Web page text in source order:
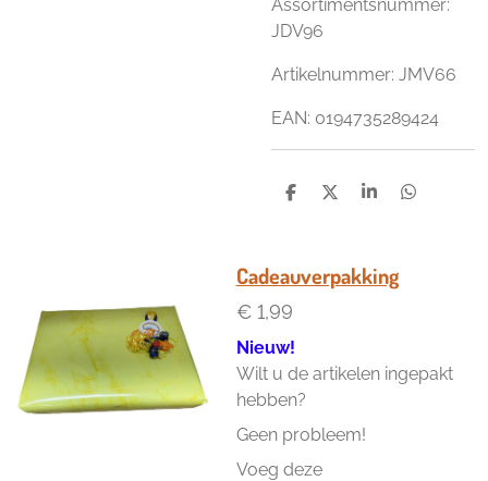
Assortimentsnummer:
JDV96
Artikelnummer: JMV66
EAN: 0194735289424
D
D
S
e
D
Cadeauverpakking
€ 1,99
Nieuw!
Wilt u de artikelen ingepakt
hebben?
Geen probleem!
Voeg deze